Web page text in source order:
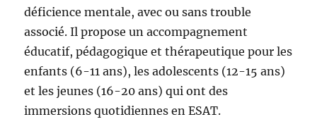
déficience mentale, avec ou sans trouble
associé. Il propose un accompagnement
éducatif, pédagogique et thérapeutique pour les
enfants (6-11 ans), les adolescents (12-15 ans)
et les jeunes (16-20 ans) qui ont des
immersions quotidiennes en ESAT.